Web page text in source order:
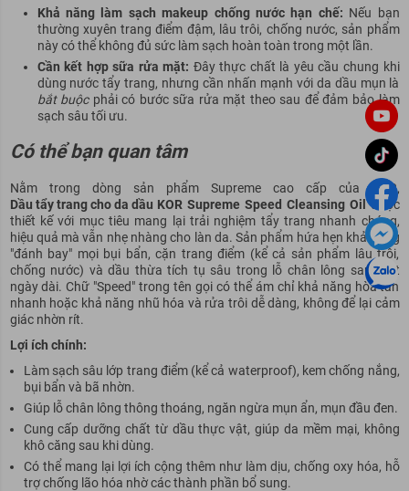
Khả năng làm sạch makeup chống nước hạn chế: Nếu bạn
thường xuyên trang điểm đậm, lâu trôi, chống nước, sản phẩm
này có thể không đủ sức làm sạch hoàn toàn trong một lần.
Cần kết hợp sữa rửa mặt: Đây thực chất là yêu cầu chung khi
dùng nước tẩy trang, nhưng cần nhấn mạnh với da dầu mụn là
bắt buộcphải có bước sữa rửa mặt theo sau để đảm bảo làm
sạch sâu tối ưu.
Có thể bạn quan tâm
Nằm trong dòng sản phẩm Supreme cao cấp của KOR,
Dầu tẩy trang cho da dầu KOR Supreme Speed Cleansing Oilđược
thiết kế với mục tiêu mang lại trải nghiệm tẩy trang nhanh chóng,
hiệu quả mà vẫn nhẹ nhàng cho làn da. Sản phẩm hứa hẹn khả năng
"đánh bay" mọi bụi bẩn, cặn trang điểm (kể cả sản phẩm lâu trôi,
chống nước) và dầu thừa tích tụ sâu trong lỗ chân lông sau một
ngày dài. Chữ "Speed" trong tên gọi có thể ám chỉ khả năng hòa tan
nhanh hoặc khả năng nhũ hóa và rửa trôi dễ dàng, không để lại cảm
giác nhờn rít.
Lợi ích chính:
Làm sạch sâu lớp trang điểm (kể cả waterproof), kem chống nắng,
bụi bẩn và bã nhờn.
Giúp lỗ chân lông thông thoáng, ngăn ngừa mụn ẩn, mụn đầu đen.
Cung cấp dưỡng chất từ dầu thực vật, giúp da mềm mại, không
khô căng sau khi dùng.
Có thể mang lại lợi ích cộng thêm như làm dịu, chống oxy hóa, hỗ
trợ chống lão hóa nhờ các thành phần bổ sung.